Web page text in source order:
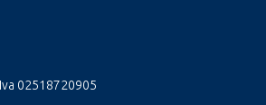
Iva 02518720905